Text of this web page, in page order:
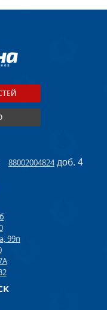
88002004824доб. 4
99п